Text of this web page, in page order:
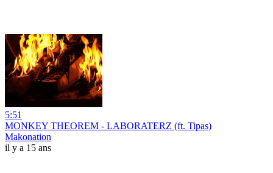
5:51
MONKEY THEOREM - LABORATERZ (ft. Tipas)
Makonation
il y a 15 ans